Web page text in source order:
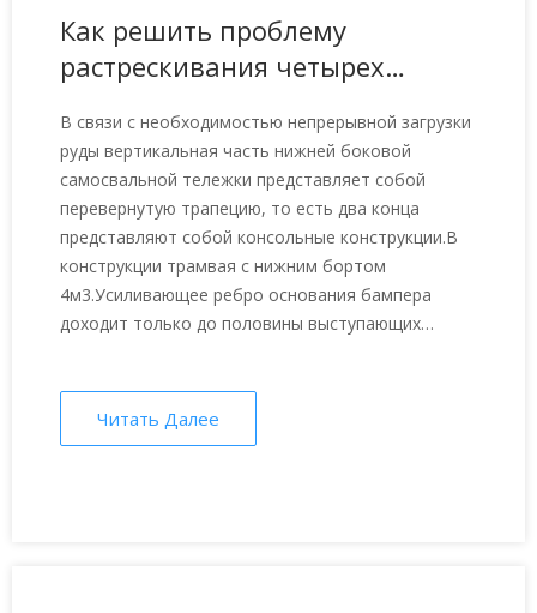
Как решить проблему
растрескивания четырех
части кузова самосвала?
В связи с необходимостью непрерывной загрузки
руды вертикальная часть нижней боковой
самосвальной тележки представляет собой
перевернутую трапецию, то есть два конца
представляют собой консольные конструкции.В
конструкции трамвая с нижним бортом
4м3.Усиливающее ребро основания бампера
доходит только до половины выступающих
Читать Далее